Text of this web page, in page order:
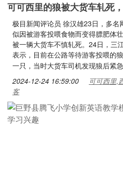
可可西里的狼被大货车轧死
极目新闻评论员 徐汉雄23日，多名
似因被游客投喂食物而变得膘肥体
被一辆大货车不慎轧死。24日，三
表示，目前在公路等待游客投喂的
一只，当时大货车司机发现狼后紧
2024-12-24 16:59:00
可可西里,
客